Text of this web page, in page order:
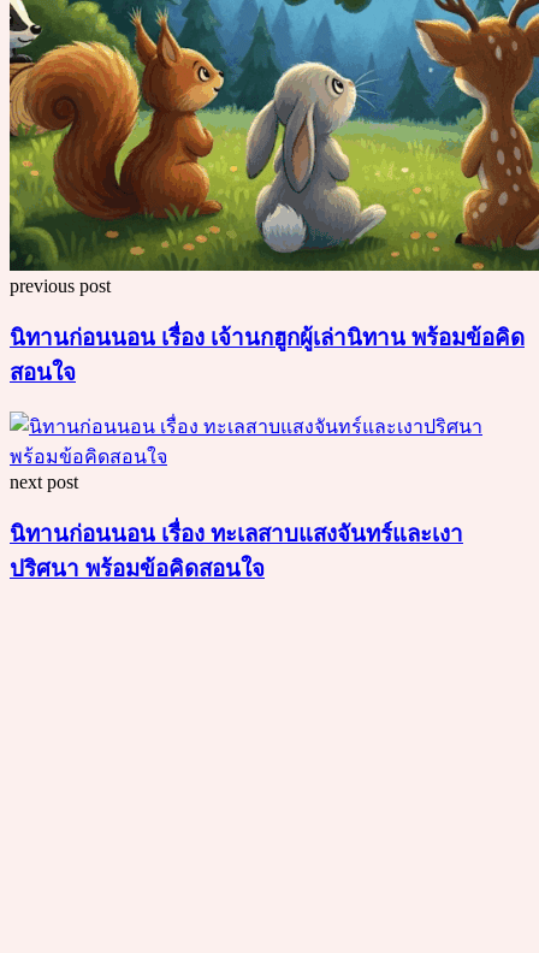
previous post
นิทานก่อนนอน เรื่อง เจ้านกฮูกผู้เล่านิทาน พร้อมข้อคิด
สอนใจ
next post
นิทานก่อนนอน เรื่อง ทะเลสาบแสงจันทร์และเงา
ปริศนา พร้อมข้อคิดสอนใจ